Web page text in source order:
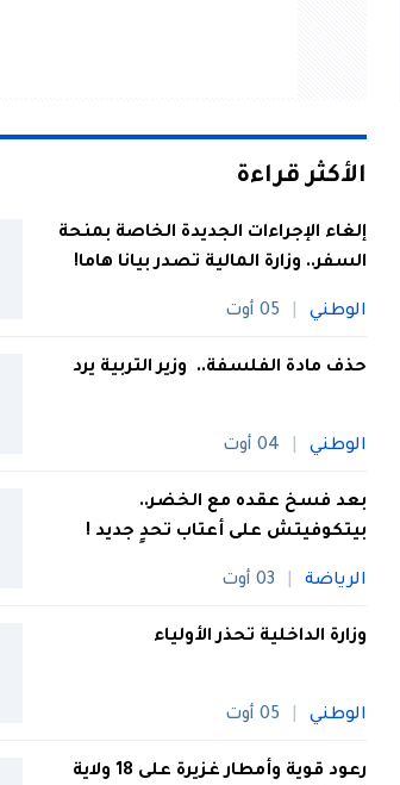
الأكثر قراءة
إلغاء الإجراءات الجديدة الخاصة بمنحة
السفر.. وزارة المالية تصدر بيانا هاما!
الوطني 05 أوت
حذف مادة الفلسفة.. وزير التربية يرد
الوطني 04 أوت
بعد فسخ عقده مع الخضر..
بيتكوفيتش على أعتاب تحدٍ جديد !
الرياضة 03 أوت
وزارة الداخلية تحذر الأولياء
الوطني 05 أوت
رعود قوية وأمطار غزيرة على 18 ولاية